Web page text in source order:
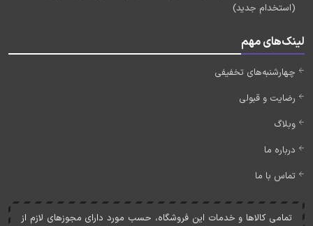
(استخدام جدید)
لینک‌های مهم
چهارشنبه‌های تخفیفی
رضایت و قبولی
وبلاگ
درباره ما
تماس با ما
تمامی کالاها و خدمات اين فروشگاه، حسب مورد دارای مجوزهای لازم از